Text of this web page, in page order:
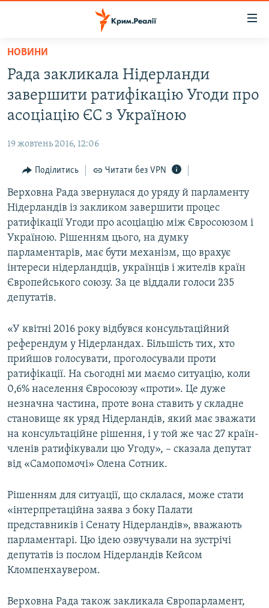
Перейти
основного
матеріалу
Перейти
до
основної
Перейти
пошуку
ВОДА.КРИМ
ВІДЕО ТА ФОТО
БЛОГИ
ПОГЛЯД
ІНТЕРВ'Ю
ВСЕ ЗА ДЕНЬ
СПЕЦПРОЕКТИ
ДЕПОРТАЦІЯ
ВІДЕОУРОКИ «ELIFBE»
СВІДЧЕННЯ ОКУПАЦІЇ
УКРАЇНСЬКА ПРОБЛЕМА КРИМУ
ІНФОГРАФІКА
ЯК ОБІЙТИ БЛОКУВАННЯ
Русский
ДОЛУЧАЙСЯ!
Усі сайти RFE/RL
НОВИНИ
Рада закликала Нідерланди
завершити ратифікацію Угоди про
асоціацію ЄС з Україною
19 жовтень 2016, 12:06
Поділитись Читати без VPN
Верховна Рада звернулася до уряду й парламенту
Нідерландів із закликом завершити процес
ратифікації Угоди про асоціацію між Євросоюзом і
Україною. Рішенням цього, на думку
парламентарів, має бути механізм, що врахує
інтереси нідерландців, українців і жителів країн
Європейського союзу. За це віддали голоси 235
депутатів.
«У квітні 2016 року відбувся консультаційний
референдум у Нідерландах. Більшість тих, хто
прийшов голосувати, проголосували проти
ратифікації. На сьогодні ми маємо ситуацію, коли
0,6% населення Євросоюзу «проти». Це дуже
незначна частина, проте вона ставить у складне
становище як уряд Нідерландів, який має зважати
на консультаційне рішення, і у той же час 27 країн-
членів ратифікували цю Угоду», – сказала депутат
від «Самопомочі» Олена Сотник.
Рішенням для ситуації, що склалася, може стати
«інтерпретаційна заява з боку Палати
представників і Сенату Нідерландів», вважають
парламентарі. Цю ідею озвучували на зустрічі
депутатів із послом Нідерландів Кейсом
Кломпенхаувером.
Верховна Рада також закликала Європарламент,